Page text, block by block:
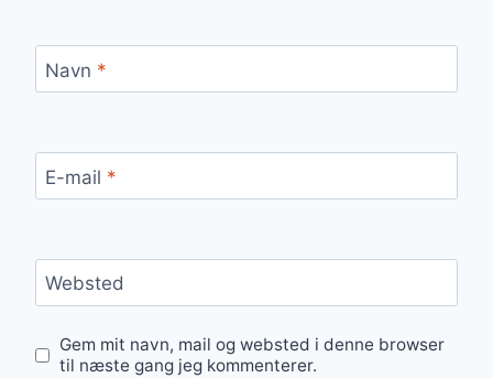
Navn *
E-mail *
Websted
Gem mit navn, mail og websted i denne browser
til næste gang jeg kommenterer.